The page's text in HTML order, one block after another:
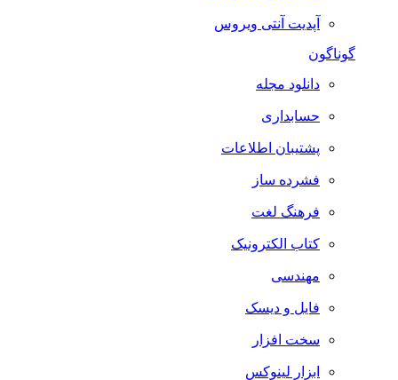
آپدیت آنتی ویروس
گوناگون
دانلود مجله
حسابداری
پشتیبان اطلاعات
فشرده ساز
فرهنگ لغت
کتاب الکترونیک
مهندسی
فایل و دیسک
سخت افزار
ابزار لینوکس